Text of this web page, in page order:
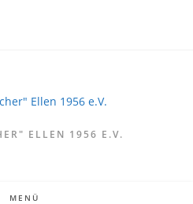
ELLEN 1956 E.V.
MENÜ